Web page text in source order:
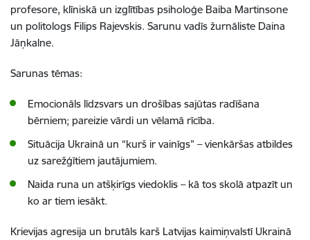
profesore, klīniskā un izglītības psiholoģe Baiba Martinsone
un politologs Filips Rajevskis. Sarunu vadīs žurnāliste Daina
Jāņkalne.
Sarunas tēmas:
Emocionāls līdzsvars un drošības sajūtas radīšana
bērniem; pareizie vārdi un vēlamā rīcība.
Situācija Ukrainā un “kurš ir vainīgs” – vienkāršas atbildes
uz sarežģītiem jautājumiem.
Naida runa un atšķirīgs viedoklis – kā tos skolā atpazīt un
ko ar tiem iesākt.
Krievijas agresija un brutāls karš Latvijas kaimiņvalstī Ukrainā